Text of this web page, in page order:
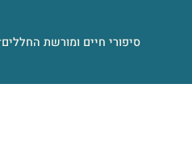
סיפורי חיים ומורשת החללים